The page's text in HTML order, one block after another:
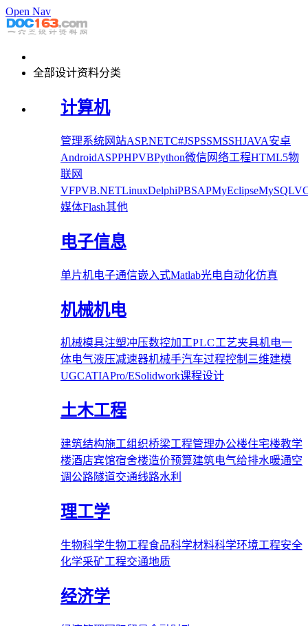
Open Nav
全部设计资料分类
计算机
管理系统网站ASP.NETC#JSPSSMSSHJAVA安卓
AndroidASPPHPVBPython微信网络工程HTML5物
联网
VFPVB.NETLinuxDelphiPBSAPMyEclipseMySQL
媒体Flash其他
电子信息
单片机电子通信嵌入式Matlab光电自动化仿真
机械机电
机械模具注塑冲压数控加工PLC工艺夹具机电一
体电气液压减速器机械手汽车过程控制 三维建模
UGCATIAPro/ESolidwork课程设计
土木工程
建筑结构施工组织桥梁工程管理办公楼住宅楼教学
楼酒店宾馆宿舍楼造价预算建筑电气给排水暖通空
调 公路隧道交通线路水利
理工学
生物科学生物工程食品科学材料科学环境工程安全
化学采矿工程交通地质
经济学